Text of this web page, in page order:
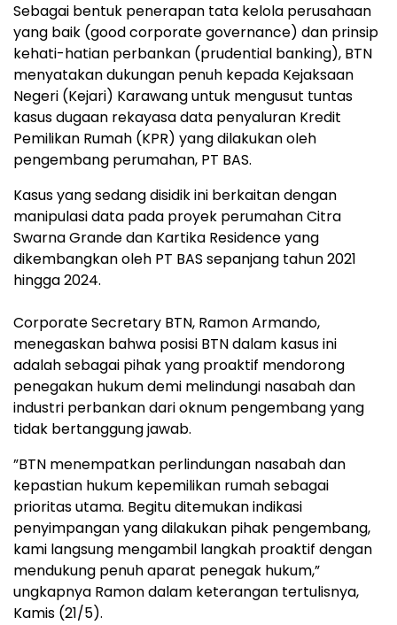
Sebagai bentuk penerapan tata kelola perusahaan
yang baik (good corporate governance) dan prinsip
kehati-hatian perbankan (prudential banking), BTN
menyatakan dukungan penuh kepada Kejaksaan
Negeri (Kejari) Karawang untuk mengusut tuntas
kasus dugaan rekayasa data penyaluran Kredit
Pemilikan Rumah (KPR) yang dilakukan oleh
pengembang perumahan, PT BAS.
​Kasus yang sedang disidik ini berkaitan dengan
manipulasi data pada proyek perumahan Citra
Swarna Grande dan Kartika Residence yang
dikembangkan oleh PT BAS sepanjang tahun 2021
hingga 2024.
​Corporate Secretary BTN, Ramon Armando,
menegaskan bahwa posisi BTN dalam kasus ini
adalah sebagai pihak yang proaktif mendorong
penegakan hukum demi melindungi nasabah dan
industri perbankan dari oknum pengembang yang
tidak bertanggung jawab.
​”BTN menempatkan perlindungan nasabah dan
kepastian hukum kepemilikan rumah sebagai
prioritas utama. Begitu ditemukan indikasi
penyimpangan yang dilakukan pihak pengembang,
kami langsung mengambil langkah proaktif dengan
mendukung penuh aparat penegak hukum,”
ungkapnya Ramon dalam keterangan tertulisnya,
Kamis (21/5).